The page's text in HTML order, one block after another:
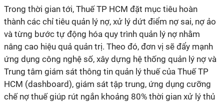
Trong thời gian tới, Thuế TP HCM đặt mục tiêu hoàn
thành các chỉ tiêu quản lý nợ, xử lý dứt điểm nợ sai, nợ ảo
và từng bước tự động hóa quy trình quản lý nợ nhằm
nâng cao hiệu quả quản trị. Theo đó, đơn vị sẽ đẩy mạnh
ứng dụng công nghệ số, xây dựng hệ thống quản lý nợ và
Trung tâm giám sát thông tin quản lý thuế của Thuế TP
HCM (dashboard), giám sát tập trung, ứng dụng cưỡng
chế nợ thuế giúp rút ngắn khoảng 80% thời gian xử lý thủ